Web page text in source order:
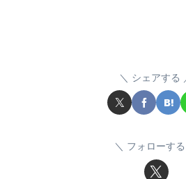
シェアする
フォローする